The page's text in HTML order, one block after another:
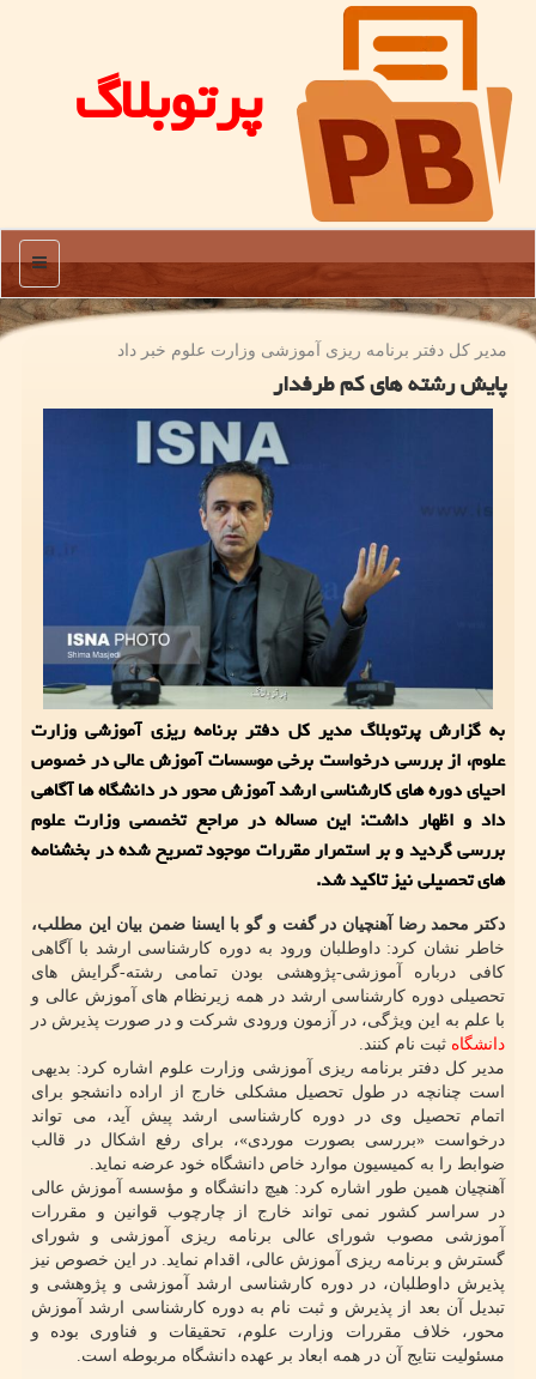
پرتوبلاگ
منو
مدیر كل دفتر برنامه ریزی آموزشی وزارت علوم خبر داد
پایش رشته های کم طرفدار
به گزارش پرتوبلاگ مدیر کل دفتر برنامه ریزی آموزشی وزارت
علوم، از بررسی درخواست برخی موسسات آموزش عالی در خصوص
احیای دوره های کارشناسی ارشد آموزش محور در دانشگاه ها آگاهی
داد و اظهار داشت: این مساله در مراجع تخصصی وزارت علوم
بررسی گردید و بر استمرار مقررات موجود تصریح شده در بخشنامه
های تحصیلی نیز تاکید شد.
دکتر محمد رضا آهنچیان در گفت و گو با ایسنا ضمن بیان این مطلب،
خاطر نشان کرد: داوطلبان ورود به دوره کارشناسی ارشد با آگاهی
کافی درباره آموزشی-پژوهشی بودن تمامی رشته-گرایش های
تحصیلی دوره کارشناسی ارشد در همه زیرنظام های آموزش عالی و
با علم به این ویژگی، در آزمون ورودی شرکت و در صورت پذیرش در
دانشگاه ثبت نام کنند.
مدیر کل دفتر برنامه ریزی آموزشی وزارت علوم اشاره کرد: بدیهی
است چنانچه در طول تحصیل مشکلی خارج از اراده دانشجو برای
اتمام تحصیل وی در دوره کارشناسی ارشد پیش آید، می تواند
درخواست «بررسی بصورت موردی»، برای رفع اشکال در قالب
ضوابط را به کمیسیون موارد خاص دانشگاه خود عرضه نماید.
آهنچیان همین طور اشاره کرد: هیچ دانشگاه و مؤسسه آموزش عالی
در سراسر کشور نمی­ تواند خارج از چارچوب قوانین و مقررات
آموزشی مصوب شورای عالی برنامه ریزی آموزشی و شورای
گسترش و برنامه ریزی آموزش عالی، اقدام نماید. در این خصوص نیز
پذیرش داوطلبان، در دوره کارشناسی ارشد آموزشی و پژوهشی و
تبدیل آن بعد از پذیرش و ثبت نام به دوره کارشناسی ارشد آموزش
محور، خلاف مقررات وزارت علوم، تحقیقات و فناوری بوده و
مسئولیت نتایج آن در همه ابعاد بر عهده دانشگاه مربوطه است.